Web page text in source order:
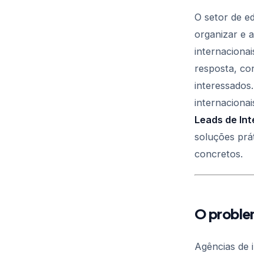
O setor de
organizar e
resposta,
Leads de
soluções
concretos.
O
Agências de